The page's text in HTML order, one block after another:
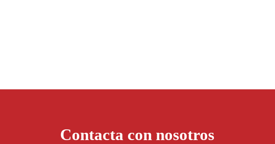
Contacta con nosotros